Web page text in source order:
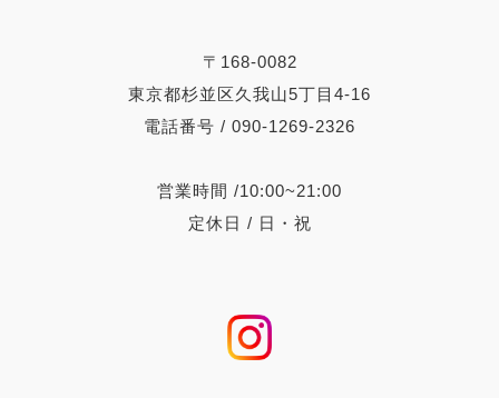
〒168-0082
東京都杉並区久我山5丁目4-16
電話番号 / 090-1269-2326
営業時間 /10:00~21:00
定休日 / 日・祝